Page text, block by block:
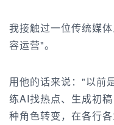
我接触过一位传统媒
容运营"。
用他的话来说："以前
练AI找热点、生成初
种角色转变，在各行各